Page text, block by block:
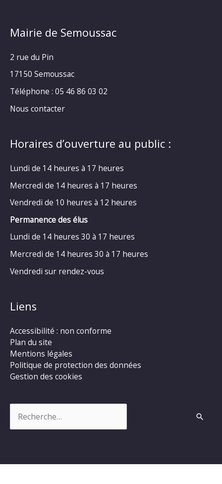
Mairie de Semoussac
2 rue du Pin
17150 Semoussac
Téléphone : 05 46 86 03 02
Nous contacter
Horaires d’ouverture au public :
Lundi de 14 heures à 17 heures
Mercredi de 14 heures à 17 heures
Vendredi de 10 heures à 12 heures
Permanence des élus
Lundi de 14 heures 30 à 17 heures
Mercredi de 14 heures 30 à 17 heures
Vendredi sur rendez-vous
Liens
Accessibilité : non conforme
Plan du site
Mentions légales
Politique de protection des données
Gestion des cookies